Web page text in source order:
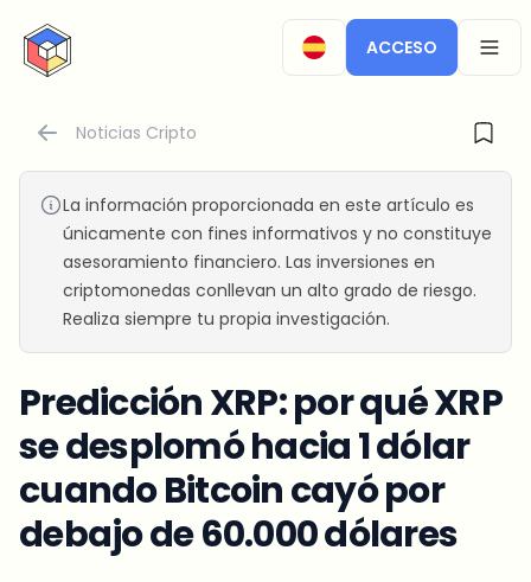
CryptoTicker
ACCESO
Noticias Cripto
La información proporcionada en este artículo es
únicamente con fines informativos y no constituye
asesoramiento financiero. Las inversiones en
criptomonedas conllevan un alto grado de riesgo.
Realiza siempre tu propia investigación.
Predicción XRP: por qué XRP
se desplomó hacia 1 dólar
cuando Bitcoin cayó por
debajo de 60.000 dólares